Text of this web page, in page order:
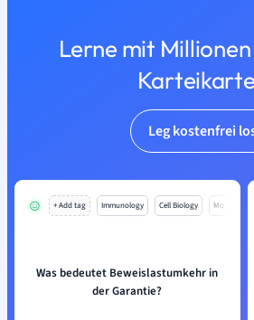
Lerne mit
Leg kostenfrei
+ Add tag Immunology Cell Biology Mo
Was bedeutet Beweislastumkehr in
der Garantie?